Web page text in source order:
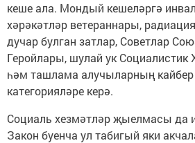
кеше ала. Мондый кешеләргә
хәрәкәтләр ветераннары,
дучар булган затлар, Советлар
Геройлары, шулай ук Социалистик
һәм ташлама алучыларның
категорияләре керә.
Социаль хезмәтләр җыелмасы да
Закон буенча ул табигый яки